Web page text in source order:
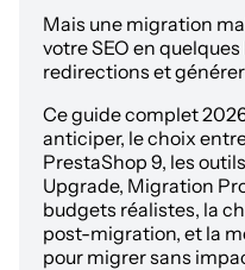
Mais une migration
votre SEO en
redirections et
Ce guide complet
anticiper, le choix
PrestaShop 9, les
Upgrade, Migration
budgets réalistes, la
post-migration, et la
pour migrer sans